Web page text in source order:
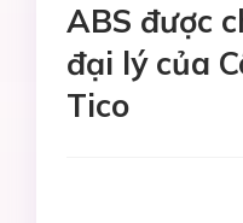
ABS được
đại lý của
Tico